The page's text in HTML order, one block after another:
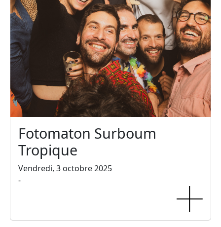
Fotomaton Surboum
Tropique
Vendredi, 3 octobre 2025
-